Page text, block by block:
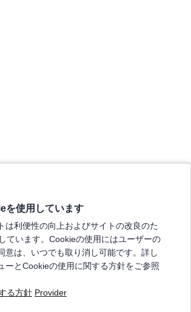
を使用しています
は利便性の向上およびサイトの改良のた
ています。Cookieの使用にはユーザーの
意は、いつでも取り消し可能です。詳し
ーとCookieの使用に関する方針をご参照
る方針 Provider